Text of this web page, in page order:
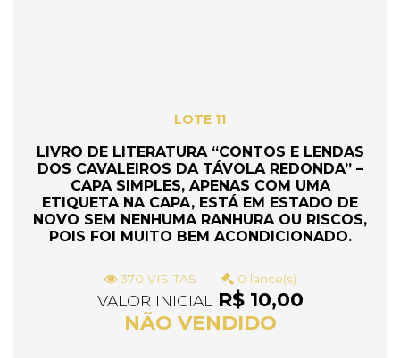
LOTE 11
LIVRO DE LITERATURA “CONTOS E LENDAS
DOS CAVALEIROS DA TÁVOLA REDONDA” –
CAPA SIMPLES, APENAS COM UMA
ETIQUETA NA CAPA, ESTÁ EM ESTADO DE
NOVO SEM NENHUMA RANHURA OU RISCOS,
POIS FOI MUITO BEM ACONDICIONADO.
370 VISITAS 0 lance(s)
VALOR INICIAL R$ 10,00
NÃO VENDIDO